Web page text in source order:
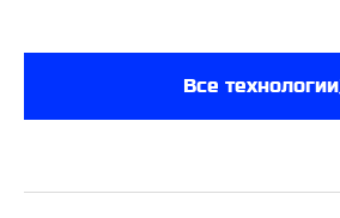
Все технологии